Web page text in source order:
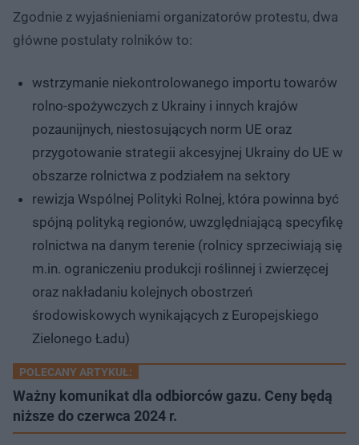
Zgodnie z wyjaśnieniami organizatorów protestu, dwa
główne postulaty rolników to:
wstrzymanie niekontrolowanego importu towarów
rolno-spożywczych z Ukrainy i innych krajów
pozaunijnych, niestosujących norm UE oraz
przygotowanie strategii akcesyjnej Ukrainy do UE w
obszarze rolnictwa z podziałem na sektory
rewizja Wspólnej Polityki Rolnej, która powinna być
spójną polityką regionów, uwzględniającą specyfikę
rolnictwa na danym terenie (rolnicy sprzeciwiają się
m.in. ograniczeniu produkcji roślinnej i zwierzęcej
oraz nakładaniu kolejnych obostrzeń
środowiskowych wynikających z Europejskiego
Zielonego Ładu)
POLECANY ARTYKUŁ:
Ważny komunikat dla odbiorców gazu. Ceny będą
niższe do czerwca 2024 r.